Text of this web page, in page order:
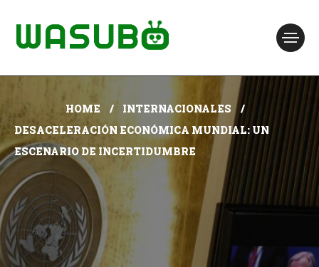
HOME
INTERNACIONALES
DESACELERACIÓN ECONÓMICA MUNDIAL: UN
ESCENARIO DE INCERTIDUMBRE